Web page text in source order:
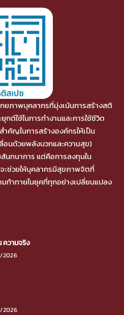
ภาพบุคลากรที่มุ่งเน้นการสร้างสติ
กต์ใช้ในการทำงานและการใช้ชีวิต
ำคัญในการสร้างองค์กรให้เป็น
นด้วยพลังบวกและความสุข)
นทนาการ แต่คือการลงทุนใน
ะช่วยให้บุคลากรมีสุขภาพจิตที่
ท้าทายในยุคที่ทุกอย่างเปลี่ยนแปลง
ความจริง